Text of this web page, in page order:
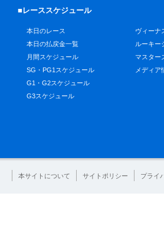
■レーススケジュール
本日のレース
本日の払戻金一覧
月間スケジュール
SG・PG1スケジュール
G1・G2スケジュール
G3スケジュール
ヴィーナ
ルーキー
マスター
メディア
本サイトについて サイトポリシー プライ